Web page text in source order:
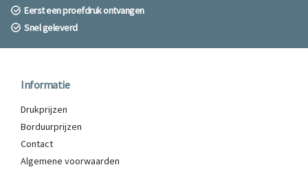
Eerst een proefdruk ontvangen
Snel geleverd
Informatie
Drukprijzen
Borduurprijzen
Contact
Algemene voorwaarden